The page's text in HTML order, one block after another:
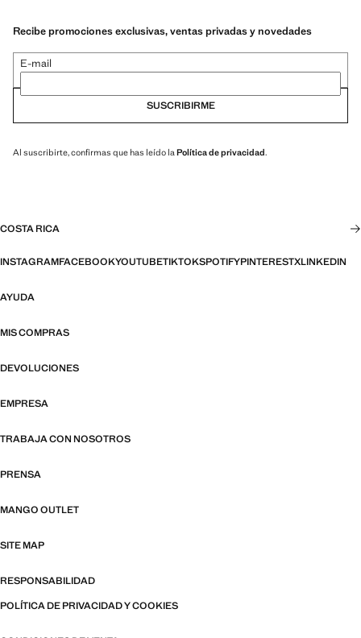
Recibe promociones exclusivas, ventas privadas y novedades
E-mail
SUSCRIBIRME
Al suscribirte, confirmas que has leído la Política de privacidad.
COSTA RICA
INSTAGRAMFACEBOOKYOUTUBETIKTOKSPOTIFYPINTERESTXLINKEDIN
AYUDA
MIS COMPRAS
DEVOLUCIONES
EMPRESA
TRABAJA CON NOSOTROS
PRENSA
MANGO OUTLET
SITE MAP
RESPONSABILIDAD
POLÍTICA DE PRIVACIDAD Y COOKIES